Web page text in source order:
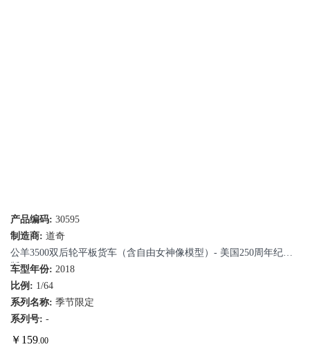
产品编码: 30595
制造商: 道奇
公羊3500双后轮平板货车（含自由女神像模型）- 美国250周年纪念
版
车型年份: 2018
比例: 1/64
系列名称: 季节限定
系列号: -
￥ 159 .00